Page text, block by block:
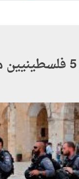
قوات الاحتلال الإسرائيلى